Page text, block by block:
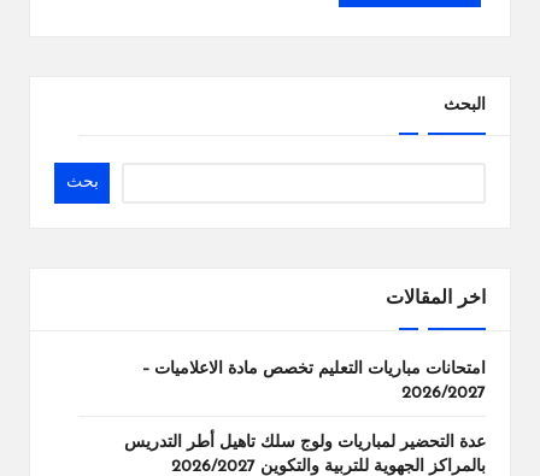
البحث
بحث
اخر المقالات
امتحانات مباريات التعليم تخصص مادة الاعلاميات –
2026/2027
عدة التحضير لمباريات ولوج سلك تاهيل أطر التدريس
بالمراكز الجهوية للتربية والتكوين 2026/2027